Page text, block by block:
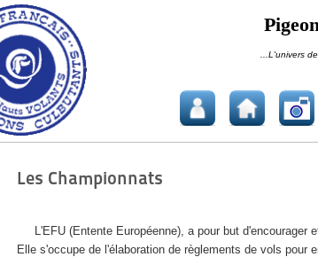
...L'univers
Les Championnats
L'EFU (Entente Européenne), a pour but d'encourager
Elle s'occupe de l'élaboration de règlements de vols pour